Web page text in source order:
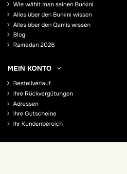
Wie wählt man seinen Burkini
Alles über den Burkini wissen
Alles über den Qamis wissen
Blog
Ramadan 2026
MEIN KONTO
Bestellverlauf
Ihre Rückvergütungen
Adressen
Ihre Gutscheine
Ihr Kundenbereich